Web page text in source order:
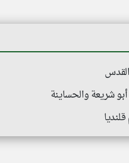
شريعة والحساينة